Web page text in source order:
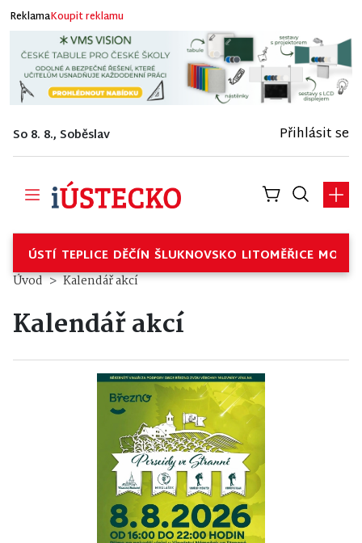
ReklamaKoupit reklamu
So 8. 8., Soběslav Přihlásit se
ÚSTÍ TEPLICE DĚČÍN ŠLUKNOVSKO LITOMĚŘICE
Úvod Kalendář akcí
Kalendář akcí